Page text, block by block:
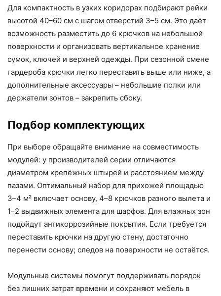
Для компактность в узких коридорах подбирают рейки
высотой 40–60 см с шагом отверстий 3–5 см. Это даёт
возможность разместить до 6 крючков на небольшой
поверхности и организовать вертикальное хранение
сумок, ключей и верхней одежды. При сезонной смене
гардероба крючки легко переставить выше или ниже, а
дополнительные аксессуары – небольшие полки или
держатели зонтов – закрепить сбоку.
Подбор комплектующих
При выборе обращайте внимание на совместимость
модулей: у производителей серии отличаются
диаметром крепёжных штырей и расстоянием между
пазами. Оптимальный набор для прихожей площадью
3–4 м² включает основу, 4–8 крючков разного вылета и
1–2 выдвижных элемента для шарфов. Для влажных зон
подойдут антикоррозийные покрытия. Если требуется
переставить крючки на другую стену, достаточно
перенести основу; следов на поверхности не остаётся.
Модульные системы помогут поддерживать порядок
без лишних затрат времени и сохраняют мебель в